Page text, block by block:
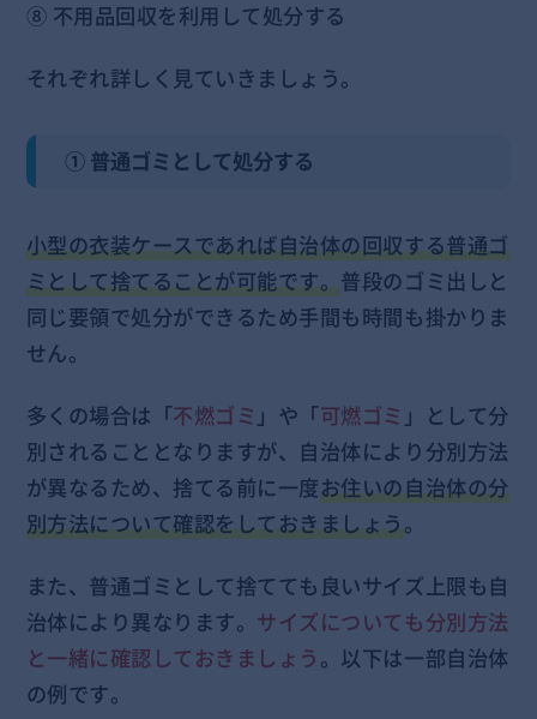
⑧ 不用品回収を利用して処分する
それぞれ詳しく見ていきましょう。
① 普通ゴミとして処分する
小型の衣装ケースであれば自治体の回収する普通ゴ
ミとして捨てることが可能です。普段のゴミ出しと
同じ要領で処分ができるため手間も時間も掛かりま
せん。
多くの場合は「不燃ゴミ 」や「可燃ゴミ 」として分
別されることとなりますが、自治体により分別方法
が異なるため、捨てる前に一度お住いの自治体の分
別方法について確認をしておきましょう。
また、普通ゴミとして捨てても良いサイズ上限も自
治体により異なります。 サイズについても分別方法
と一緒に確認しておきましょう。以下は一部自治体
の例です。